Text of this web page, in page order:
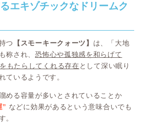
エキゾチックなドリームク
つ 【スモーキークォーツ】 は、「大地
称され、恐怖心や孤独感を和らげて
もたらしてくれる存在として深い眠り
ているようです。
める容量が多いとされていることか
” などに効果があるという意味合いでも
。